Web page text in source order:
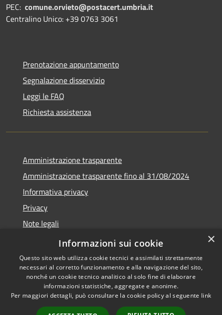
PEC: comune.orvieto@postacert.umbria.it
Centralino Unico: +39 0763 3061
Prenotazione appuntamento
Segnalazione disservizio
Leggi le FAQ
Richiesta assistenza
Amministrazione trasparente
Amministrazione trasparente fino al 31/08/2024
Informativa privacy
Privacy
Note legali
Dichiarazione di accessibilità
Accessibilità
Copyright © 2026 • Comune di
Orvieto • Powered by
×
Informazioni sui cookie
Questo sito web utilizza cookie tecnici e assimilati strettamente
necessari al corretto funzionamento e alla navigazione del sito,
nonché un cookie tecnico analitico al solo fine di elaborare
informazioni statistiche, aggregate e anonime.
Per maggiori dettagli, può consultare la cookie policy al seguente link